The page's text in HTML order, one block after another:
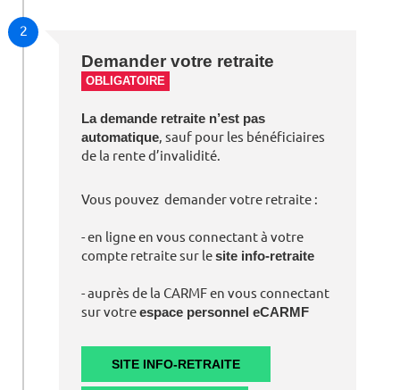
2
Demander votre retraite
OBLIGATOIRE
La demande retraite n’est pas
automatique, sauf pour les bénéficiaires
de la rente d’invalidité.
Vous pouvez demander votre retraite :
- en ligne en vous connectant à votre
compte retraite sur lesite info-retraite
- auprès de la CARMF en vous connectant
sur votreespace personnel eCARMF
SITE INFO-RETRAITE